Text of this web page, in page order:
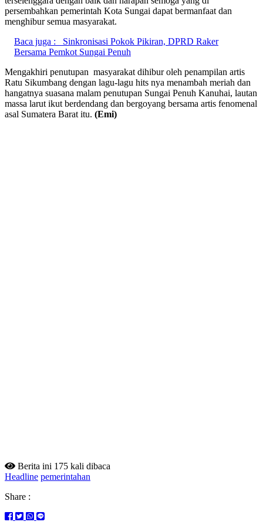
persembahkan pemerintah Kota Sungai dapat bermanfaat dan
menghibur semua masyarakat.
Baca juga :
Sinkronisasi Pokok Pikiran, DPRD Raker
Bersama Pemkot Sungai Penuh
Mengakhiri penutupan masyarakat dihibur oleh penampilan artis
Ratu Sikumbang dengan lagu-lagu hits nya menambah meriah dan
hangatnya suasana malam penutupan Sungai Penuh Kanuhai, lautan
massa larut ikut berdendang dan bergoyang bersama artis fenomenal
asal Sumatera Barat itu. (Emi)
Berita ini 175 kali dibaca
Headline pemerintahan
Share :